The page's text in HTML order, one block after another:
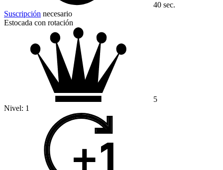
40 sec.
Suscripción necesario
Estocada con rotación
5
Nivel: 1